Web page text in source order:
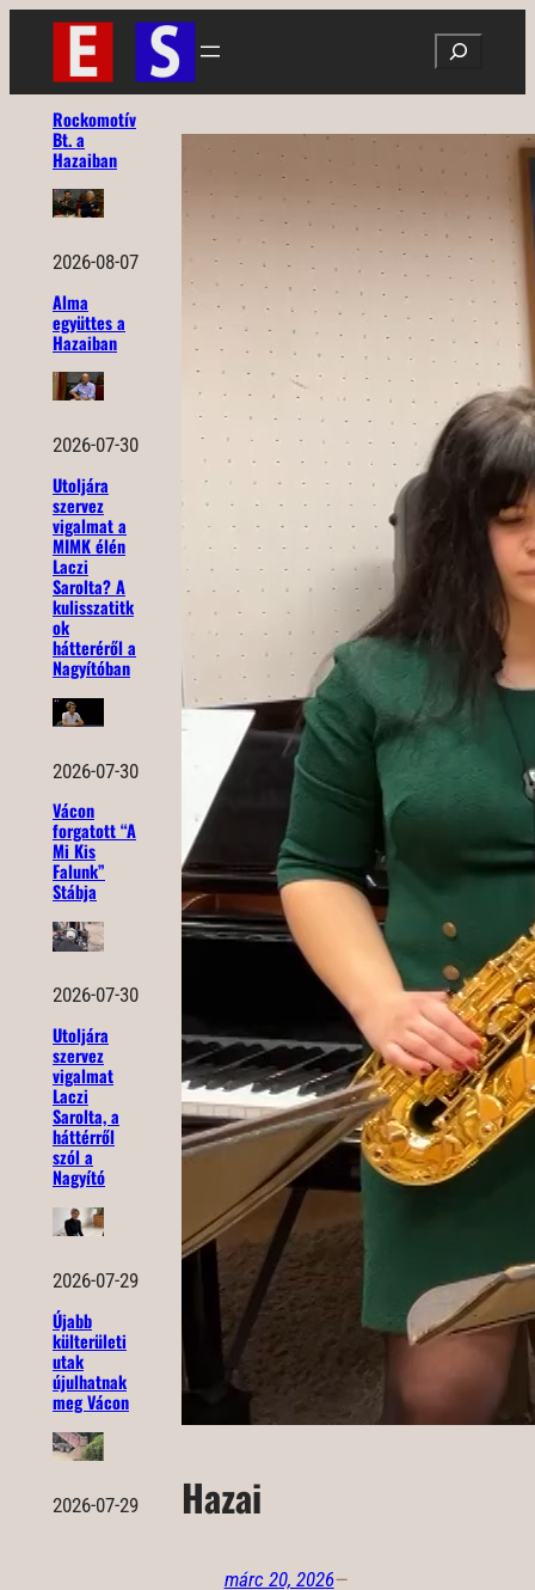
Ugrás
tartalomhoz
Search
Rockomotív
Bt. a
Hazaiban
2026-08-07
Alma
együttes a
Hazaiban
2026-07-30
Utoljára
szervez
vigalmat a
MIMK élén
Laczi
Sarolta? A
kulisszatitk
ok
hátteréről a
Nagyítóban
2026-07-30
Vácon
forgatott “A
Mi Kis
Falunk”
Stábja
2026-07-30
Utoljára
szervez
vigalmat
Laczi
Sarolta, a
háttérről
szól a
Nagyító
2026-07-29
Újabb
külterületi
utak
újulhatnak
meg Vácon
2026-07-29 Hazai
márc 20, 2026—